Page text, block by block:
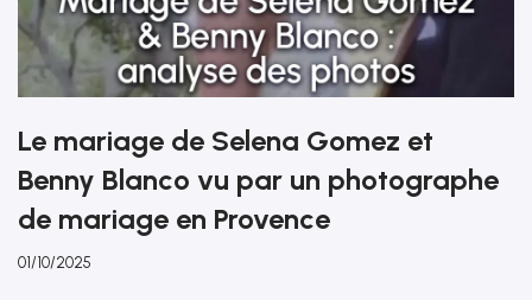
Le mariage de Selena Gomez et
Benny Blanco vu par un photographe
de mariage en Provence
01/10/2025